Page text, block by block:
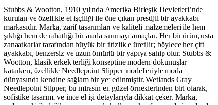
Stubbs & Wootton, 1910 yılında Amerika Birleşik Devletleri’nde
kurulan ve özellikle el işçiliği ile öne çıkan prestijli bir ayakkabı
markasıdır. Marka, zarif tasarımları ve kaliteli malzemeleri ile hem
şıklığı hem de rahatlığı bir arada sunmayı amaçlar. Her bir ürün, usta
zanaatkarlar tarafından büyük bir titizlikle üretilir; böylece her çift
ayakkabı, benzersiz ve uzun ömürlü bir yapıya sahip olur. Stubbs &
Wootton, klasik erkek terliği konseptine modern dokunuşlar
katarken, özellikle Needlepoint Slipper modelleriyle moda
dünyasında kendine sağlam bir yer edinmiştir. Wetlands Gray
Needlepoint Slipper, bu mirasın en güzel örneklerinden biri olarak,
sofistike tasarımı ve ince el işi detaylarıyla dikkat çeker. Marka,